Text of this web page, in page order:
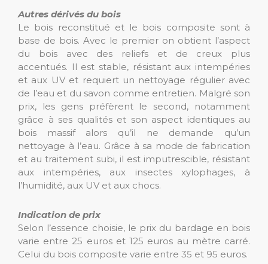
Autres dérivés du bois
Le bois reconstitué et le bois composite sont à
base de bois. Avec le premier on obtient l’aspect
du bois avec des reliefs et de creux plus
accentués. Il est stable, résistant aux intempéries
et aux UV et requiert un nettoyage régulier avec
de l’eau et du savon comme entretien. Malgré son
prix, les gens préfèrent le second, notamment
grâce à ses qualités et son aspect identiques au
bois massif alors qu’il ne demande qu’un
nettoyage à l’eau. Grâce à sa mode de fabrication
et au traitement subi, il est imputrescible, résistant
aux intempéries, aux insectes xylophages, à
l’humidité, aux UV et aux chocs.
Indication de prix
Selon l’essence choisie, le prix du bardage en bois
varie entre 25 euros et 125 euros au mètre carré.
Celui du bois composite varie entre 35 et 95 euros.